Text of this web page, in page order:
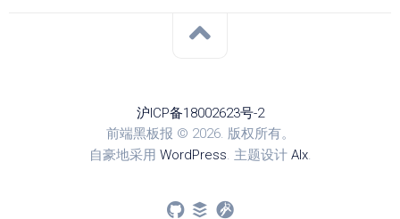
沪ICP备18002623号-2
前端黑板报 © 2026. 版权所有。
自豪地采用 WordPress. 主题设计 Alx.